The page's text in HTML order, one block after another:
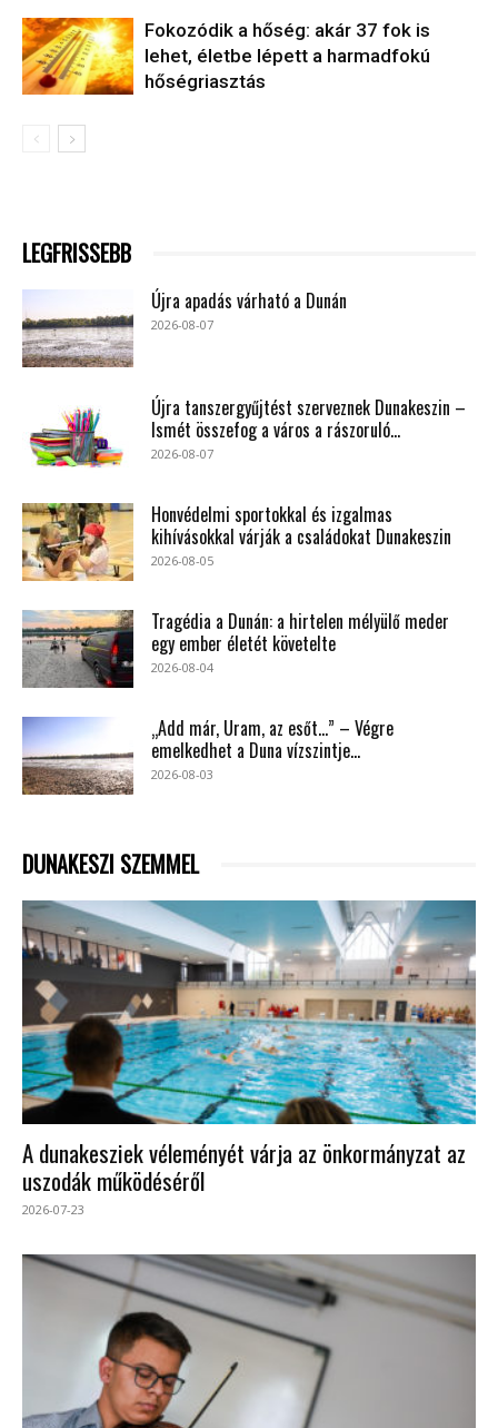
Fokozódik a hőség: akár 37 fok is
lehet, életbe lépett a harmadfokú
hőségriasztás
LEGFRISSEBB
Újra apadás várható a Dunán
2026-08-07
Újra tanszergyűjtést szerveznek Dunakeszin –
Ismét összefog a város a rászoruló...
2026-08-07
Honvédelmi sportokkal és izgalmas
kihívásokkal várják a családokat Dunakeszin
2026-08-05
Tragédia a Dunán: a hirtelen mélyülő meder
egy ember életét követelte
2026-08-04
„Add már, Uram, az esőt…” – Végre
emelkedhet a Duna vízszintje...
2026-08-03
DUNAKESZI SZEMMEL
A dunakesziek véleményét várja az önkormányzat az
uszodák működéséről
2026-07-23